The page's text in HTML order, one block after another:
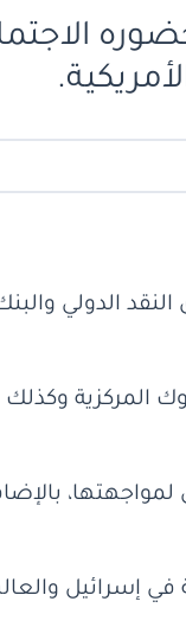
الدولي
المركزية
إسرائيل